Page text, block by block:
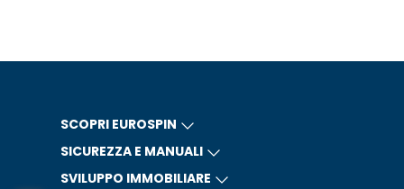
SCOPRI EUROSPIN
SICUREZZA E MANUALI
SVILUPPO IMMOBILIARE